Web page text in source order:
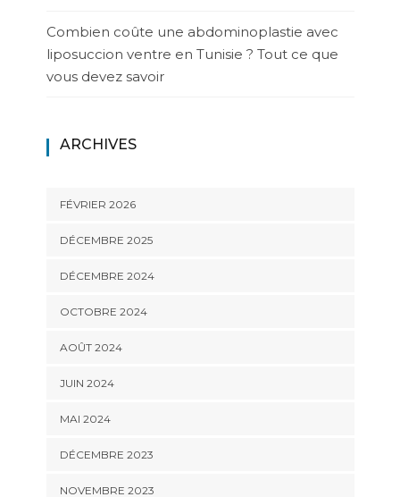
Combien coûte une abdominoplastie avec
liposuccion ventre en Tunisie ? Tout ce que
vous devez savoir
ARCHIVES
FÉVRIER 2026
DÉCEMBRE 2025
DÉCEMBRE 2024
OCTOBRE 2024
AOÛT 2024
JUIN 2024
MAI 2024
DÉCEMBRE 2023
NOVEMBRE 2023